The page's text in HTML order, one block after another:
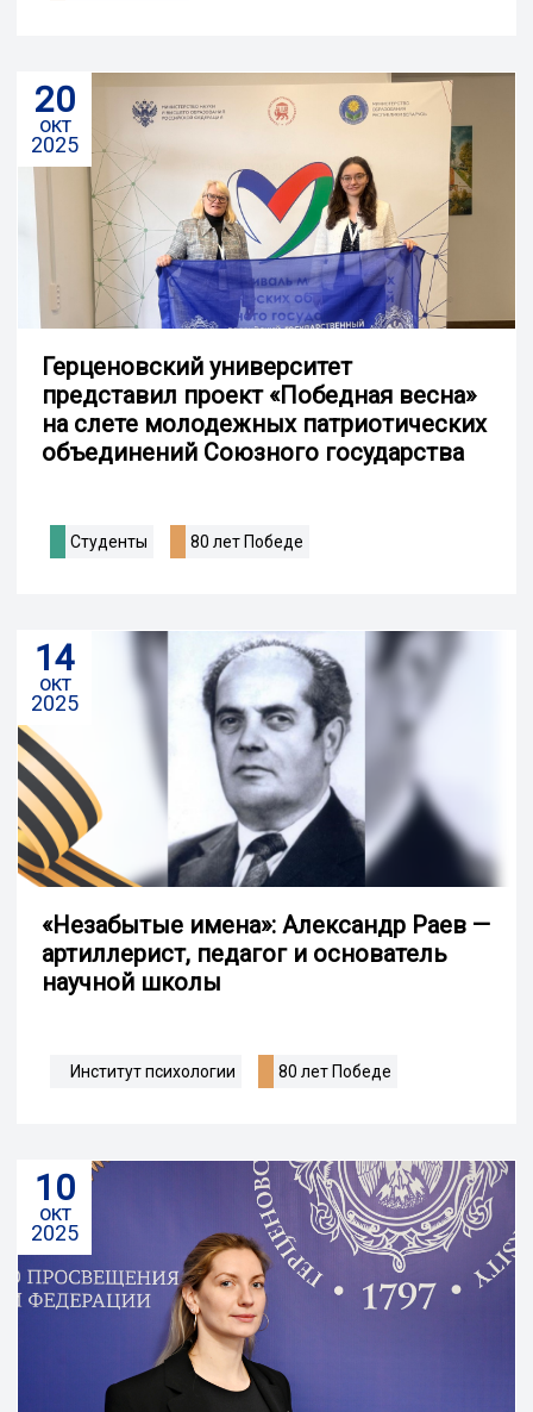
20
окт
2025
Герценовский университет
представил проект «Победная весна»
на слете молодежных патриотических
объединений Союзного государства
Студенты 80 лет Победе
14
окт
2025
«Незабытые имена»: Александр Раев —
артиллерист, педагог и основатель
научной школы
Институт психологии 80 лет Победе
10
окт
2025